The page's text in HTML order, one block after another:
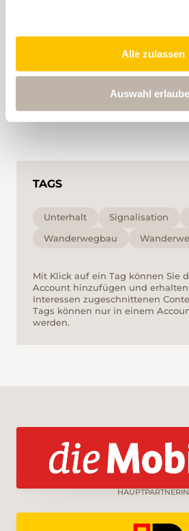
Alle zulassen
Auswahl
des Natur- und
Landwirtschaft, mit
weiteren Wegnutzenden,
TAGS
Unterhalt Signalisation
Wanderwegbau
Mit Klick auf ein Tag können Sie
Account hinzufügen und
Interessen zugeschnittenen
Tags können nur in einem
werden.
HAUPTPARTNERIN